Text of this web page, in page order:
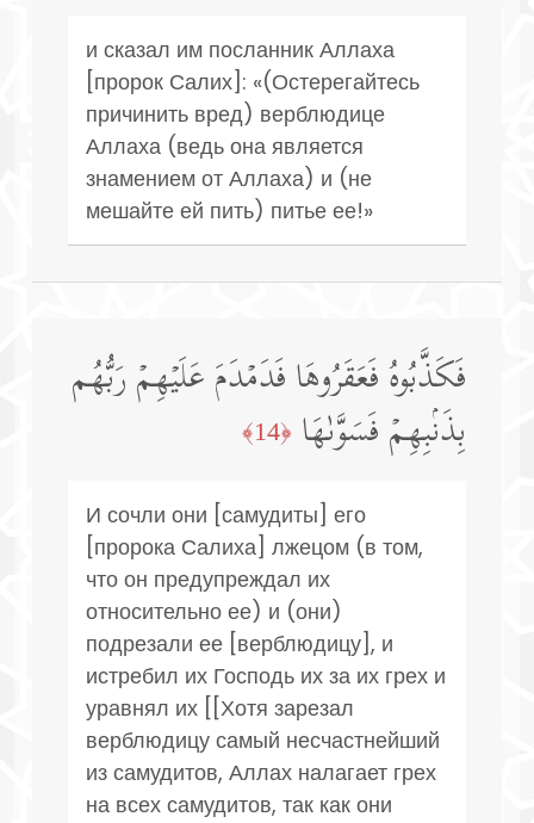
и сказал им посланник Аллаха
[пророк Салих]: «(Остерегайтесь
причинить вред) верблюдице
Аллаха (ведь она является
знамением от Аллаха) и (не
мешайте ей пить) питье ее!»
فَكَذَّبُوهُ فَعَقَرُوهَا فَدَمۡدَمَ عَلَیۡهِمۡ رَبُّهُم
بِذَنۢبِهِمۡ فَسَوَّىٰهَا ﴿14﴾
И сочли они [самудиты] его
[пророка Салиха] лжецом (в том,
что он предупреждал их
относительно ее) и (они)
подрезали ее [верблюдицу], и
истребил их Господь их за их грех и
уравнял их [[Хотя зарезал
верблюдицу самый несчастнейший
из самудитов, Аллах налагает грех
на всех самудитов, так как они